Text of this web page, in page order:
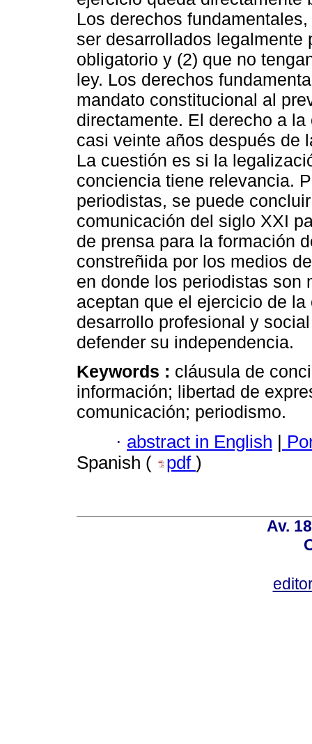
Los derechos
ser desarrollados
obligatorio y (2) que no
ley. Los derechos
mandato constitucional al
directamente. El derecho a
casi veinte años después de
La cuestión es si la
conciencia tiene relevancia.
periodistas, se puede
comunicación del siglo XXI
de prensa para la formación
constreñida por los medios
en donde los periodistas son
aceptan que el ejercicio de
desarrollo profesional y
defender su independencia.
Keywords : cláusula de
información; libertad de
comunicación; periodismo.
· abstract in English |
Spanish (
pdf )
Av.